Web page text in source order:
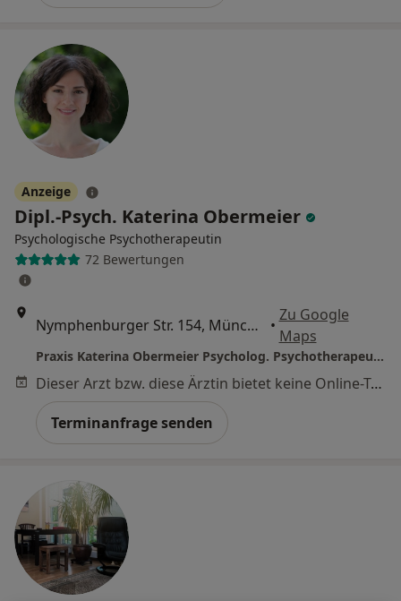
Anzeige
Dipl.-Psych. Katerina Obermeier
Psychologische Psychotherapeutin
72 Bewertungen
Nymphenburger Str. 154, München •
Zu Google
Maps
Praxis Katerina Obermeier Psycholog. Psychotherapeutin
Dieser Arzt bzw. diese Ärztin bietet keine Online-Terminbuchung an diesem Standort an.
Terminanfrage senden